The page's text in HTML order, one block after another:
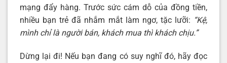
mạng đẩy hàng. Trước sức cám dỗ của đồng tiền,
nhiều bạn trẻ đã nhắm mắt làm ngơ, tặc lưỡi: “Kệ,
mình chỉ là người bán, khách mua thì khách chịu.”
Dừng lại đi! Nếu bạn đang có suy nghĩ đó, hãy đọc